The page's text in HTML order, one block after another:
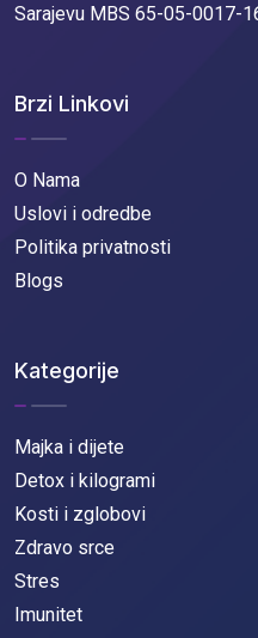
Sarajevu MBS 65-05-0017-
Brzi Linkovi
O Nama
Uslovi i odredbe
Politika privatnosti
Blogs
Kategorije
Majka i dijete
Detox i kilogrami
Kosti i zglobovi
Zdravo srce
Stres
Imunitet